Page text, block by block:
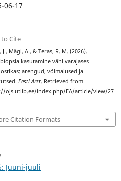
06-17
to Cite
J., Mägi, A., & Teras, R. M. (2026).
kasutamine vähi varajases
arengud, võimalused ja
Eesti Arst. Retrieved from
ojs.utlib.ee/index.php/EA/article/view/27
Citation Formats
Juuni-juuli